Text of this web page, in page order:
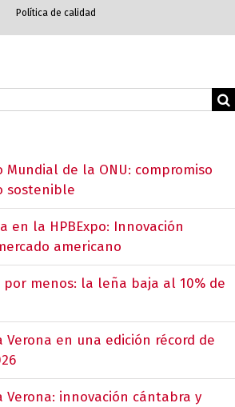
Política de calidad
Mundial de la ONU: compromiso
sostenible
en la HPBExpo: Innovación
americano
menos: la leña baja al 10% de
Verona en una edición récord de
Verona: innovación cántabra y